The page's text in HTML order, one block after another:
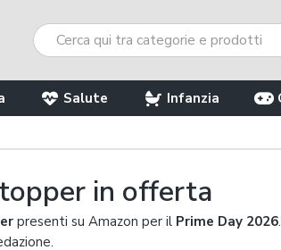
Salute Infanzia
in offerta
presenti su Amazon per il Prime Day 2026